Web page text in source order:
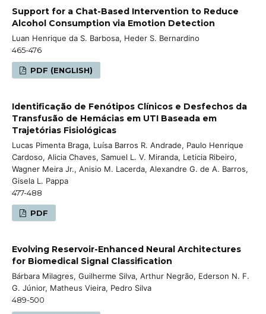
Support for a Chat-Based Intervention to Reduce
Alcohol Consumption via Emotion Detection
Luan Henrique da S. Barbosa, Heder S. Bernardino
465-476
PDF (ENGLISH)
Identificação de Fenótipos Clínicos e Desfechos da
Transfusão de Hemácias em UTI Baseada em
Trajetórias Fisiológicas
Lucas Pimenta Braga, Luísa Barros R. Andrade, Paulo Henrique
Cardoso, Alicia Chaves, Samuel L. V. Miranda, Leticia Ribeiro,
Wagner Meira Jr., Anisio M. Lacerda, Alexandre G. de A. Barros,
Gisela L. Pappa
477-488
PDF
Evolving Reservoir-Enhanced Neural Architectures
for Biomedical Signal Classification
Bárbara Milagres, Guilherme Silva, Arthur Negrão, Ederson N. F.
G. Júnior, Matheus Vieira, Pedro Silva
489-500